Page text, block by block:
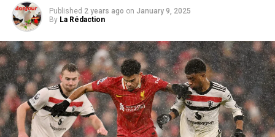
Published 2 years ago on January 9, 2025
By La Rédaction